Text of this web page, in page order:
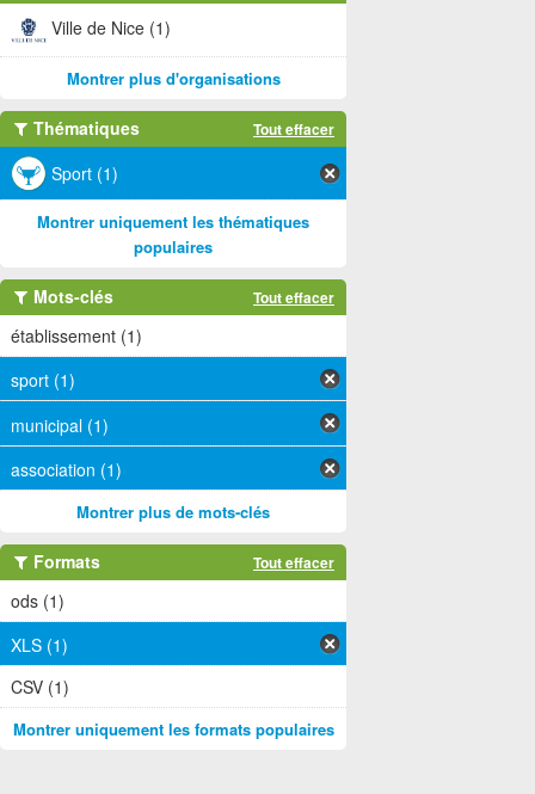
Ville de Nice (1)
Montrer plus d'organisations
Thématiques Tout effacer
Sport (1)
Montrer uniquement les thématiques
populaires
Mots-clés Tout effacer
établissement (1)
sport (1)
municipal (1)
association (1)
Montrer plus de mots-clés
Formats Tout effacer
ods (1)
XLS (1)
CSV (1)
Montrer uniquement les formats populaires